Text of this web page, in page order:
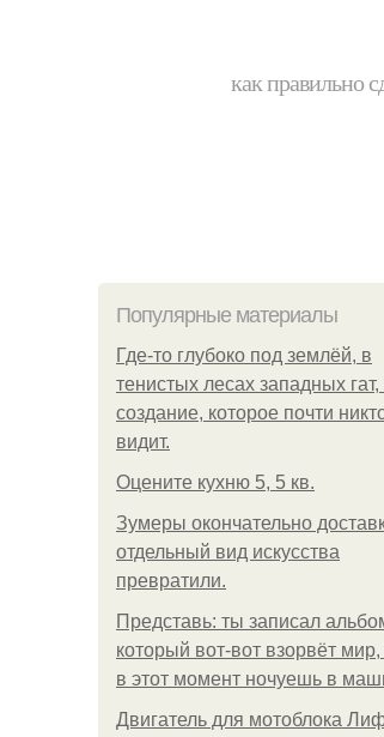
как правильно
Популярные материалы
Где-то глубоко под землёй, в
тенистых лесах западных
создание, которое почти
видит.
Оцените кухню 5, 5 кв.
Зумеры окончательно
отдельный вид искусства
превратили.
Представь: ты записал
который вот-вот взорвёт
в этот момент ночуешь в
Двигатель для мотоблока